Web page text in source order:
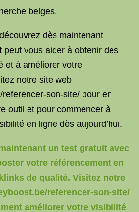
belges.
dès maintenant
peut vous aider à obtenir des
et à améliorer votre
notre site web
son-site/ pour en
outil et pour commencer à
en ligne dès aujourd’hui.
un test gratuit avec
votre référencement en
de qualité. Visitez notre
referencer-son-site/
améliorer votre visibilité